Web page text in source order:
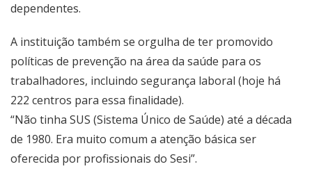
dependentes.
A instituição também se orgulha de ter promovido
políticas de prevenção na área da saúde para os
trabalhadores, incluindo segurança laboral (hoje há
222 centros para essa finalidade).
“Não tinha SUS (Sistema Único de Saúde) até a década
de 1980. Era muito comum a atenção básica ser
oferecida por profissionais do Sesi”.